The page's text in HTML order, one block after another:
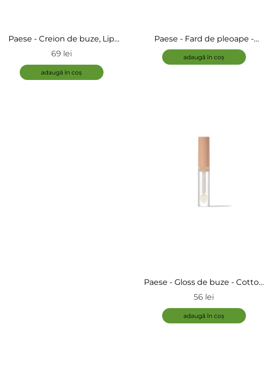
ADAUGĂ
Paese - Creion de buze, Lip
Liner The kiss lips
69 lei
adaugă în coș
Paese - Fard de pleoape -
Kashmir Mono&Neo
adaugă în coș
Paese - Gloss de buze - Cotton
Delight Lipgloss
56 lei
adaugă în coș